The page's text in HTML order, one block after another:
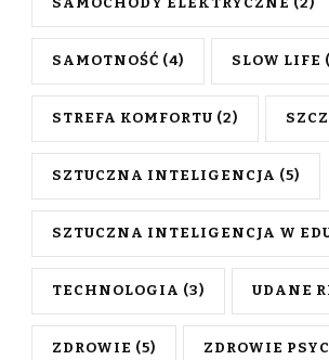
SAMOTNOŚĆ (4) SLOW LIFE
STREFA KOMFORTU (2)
SZTUCZNA INTELIGENCJA (5)
SZTUCZNA INTELIGENCJA W
TECHNOLOGIA (3) UDANE
ZDROWIE (5) ZDROWIE